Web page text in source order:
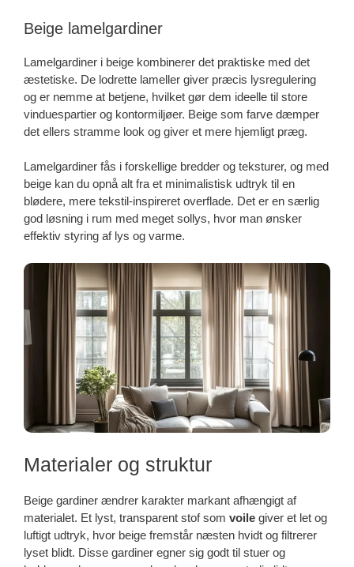
Beige lamelgardiner
Lamelgardiner i beige kombinerer det praktiske med det
æstetiske. De lodrette lameller giver præcis lysregulering
og er nemme at betjene, hvilket gør dem ideelle til store
vinduespartier og kontormiljøer. Beige som farve dæmper
det ellers stramme look og giver et mere hjemligt præg.
Lamelgardiner fås i forskellige bredder og teksturer, og med
beige kan du opnå alt fra et minimalistisk udtryk til en
blødere, mere tekstil-inspireret overflade. Det er en særlig
god løsning i rum med meget sollys, hvor man ønsker
effektiv styring af lys og varme.
Materialer og struktur
Beige gardiner ændrer karakter markant afhængigt af
materialet. Et lyst, transparent stof som voile giver et let og
luftigt udtryk, hvor beige fremstår næsten hvidt og filtrerer
lyset blidt. Disse gardiner egner sig godt til stuer og